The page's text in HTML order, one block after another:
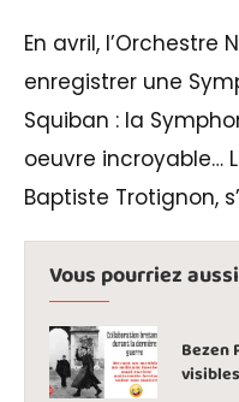
En avril,
enregistrer une
Squiban : la
oeuvre incroyable…
Baptiste Trotignon,
Vous pourriez
Bezen